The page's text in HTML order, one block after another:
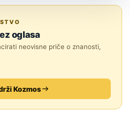
oglasa
neovisne priče o znanosti,
Kozmos